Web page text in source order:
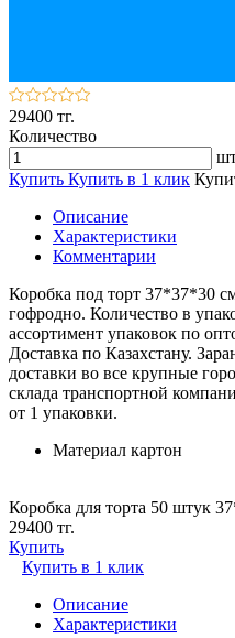
29400 тг.
Количество
Купить Купить в 1 клик
Описание
Характеристики
Комментарии
Коробка под торт 37*37*30
гофродно. Количество в
ассортимент упаковок по
Доставка по Казахстану.
доставки во все крупные
склада транспортной
от 1 упаковки.
Материал картон
Коробка для торта 50 штук
29400 тг.
Купить
Купить в 1 клик
Описание
Характеристики